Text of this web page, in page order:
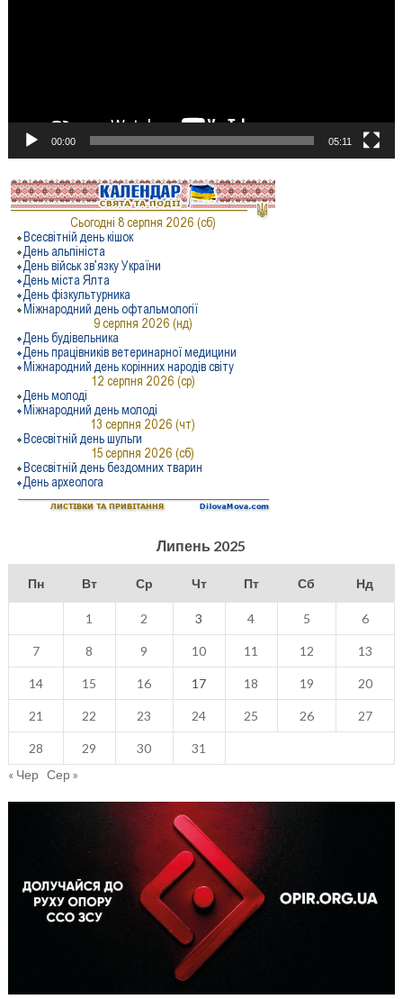
00:00 05:11
Липень 2025
Пн Вт Ср Чт Пт Сб Нд
1 2 3 4 5 6
7 8 9 10 11 12 13
14 15 16 17 18 19 20
21 22 23 24 25 26 27
28 29 30
31
« Чер Сер »